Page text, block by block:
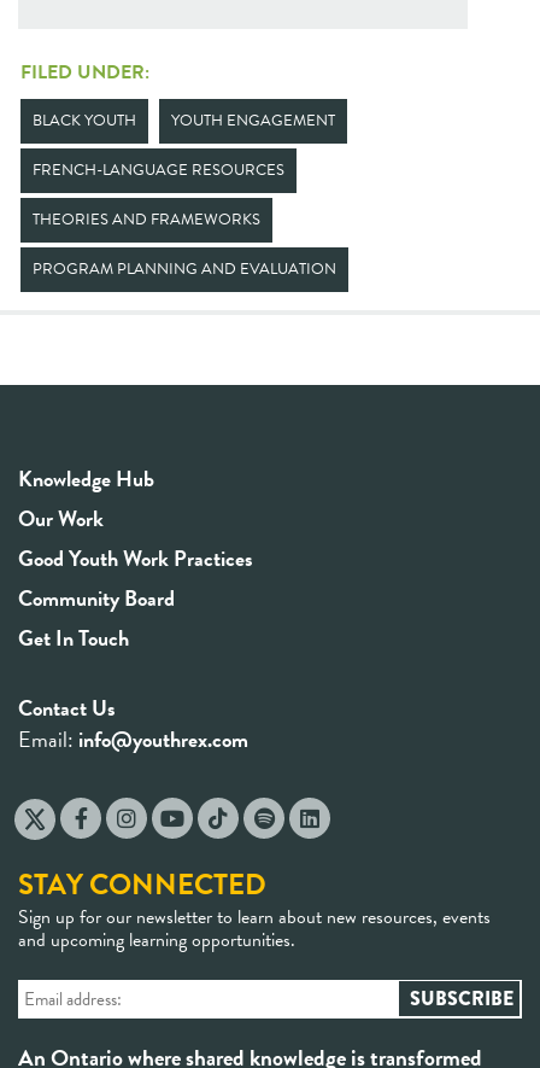
FILED UNDER:
BLACK YOUTH YOUTH ENGAGEMENT
FRENCH-LANGUAGE RESOURCES
THEORIES AND FRAMEWORKS
PROGRAM PLANNING AND EVALUATION
Knowledge Hub
Our Work
Good Youth Work Practices
Community Board
Get In Touch
Contact Us
Email: info@youthrex.com
STAY CONNECTED
Sign up for our newsletter to learn about new resources, events
and upcoming learning opportunities.
An Ontario where shared knowledge is transformed